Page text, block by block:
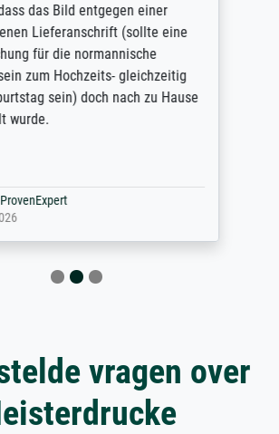
das Bild entgegen einer
Lieferanschrift (sollte eine
für die normannische
zum Hochzeits- gleichzeitig
sein) doch nach zu Hause
wurde.
ProvenExpert
vragen over